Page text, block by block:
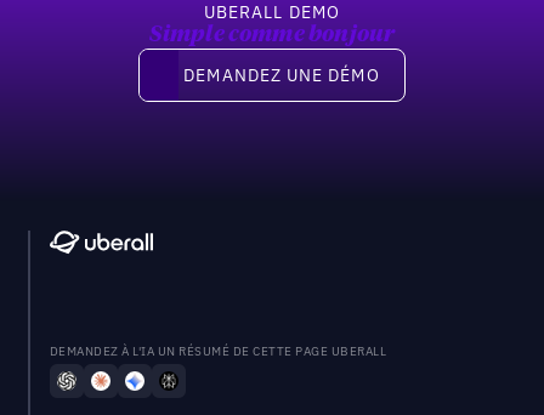
UBERALL DEMO
Simple comme bonjour
Demandez une démo
DEMANDEZ UNE DÉMO
DEMANDEZ À L'IA UN RÉSUMÉ DE CETTE PAGE UBERALL